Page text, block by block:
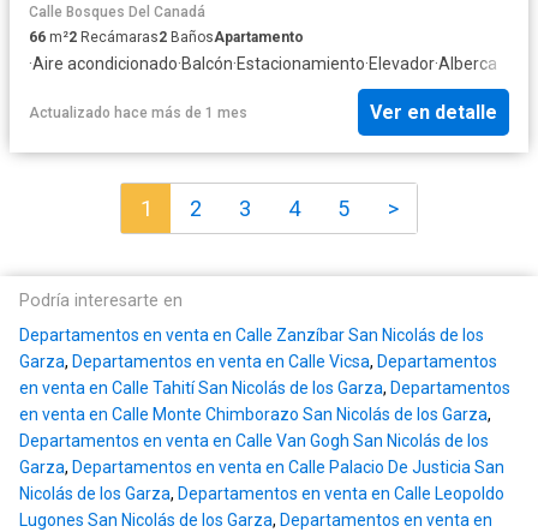
Calle Bosques Del Canadá
66 m²2 Recámaras2 BañosApartamento
·Aire acondicionado·Balcón·Estacionamiento·Elevador·Alberca
Actualizado hace más de 1 mes Ver en detalle
1 2 3 4 5 >
Podría interesarte en
Departamentos en venta en Calle Zanzíbar San Nicolás de los
Garza, Departamentos en venta en Calle Vicsa, Departamentos
en venta en Calle Tahití San Nicolás de los Garza, Departamentos
en venta en Calle Monte Chimborazo San Nicolás de los Garza,
Departamentos en venta en Calle Van Gogh San Nicolás de los
Garza, Departamentos en venta en Calle Palacio De Justicia San
Nicolás de los Garza, Departamentos en venta en Calle Leopoldo
Lugones San Nicolás de los Garza, Departamentos en venta en